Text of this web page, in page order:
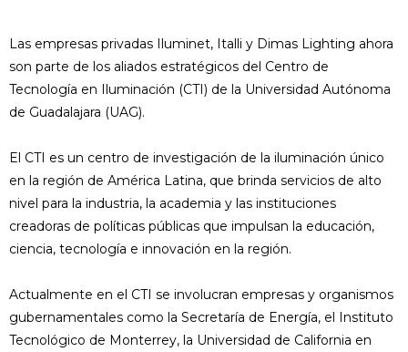
Las empresas privadas Iluminet, Italli y Dimas Lighting ahora
son parte de los aliados estratégicos del Centro de
Tecnología en Iluminación (CTI) de la Universidad Autónoma
de Guadalajara (UAG).
El CTI es un centro de investigación de la iluminación único
en la región de América Latina, que brinda servicios de alto
nivel para la industria, la academia y las instituciones
creadoras de políticas públicas que impulsan la educación,
ciencia, tecnología e innovación en la región.
Actualmente en el CTI se involucran empresas y organismos
gubernamentales como la Secretaría de Energía, el Instituto
Tecnológico de Monterrey, la Universidad de California en